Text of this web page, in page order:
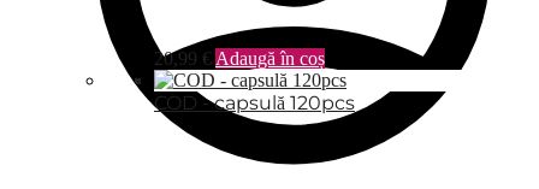
20,99 € Adaugă în coș
COD - capsulă 120pcs